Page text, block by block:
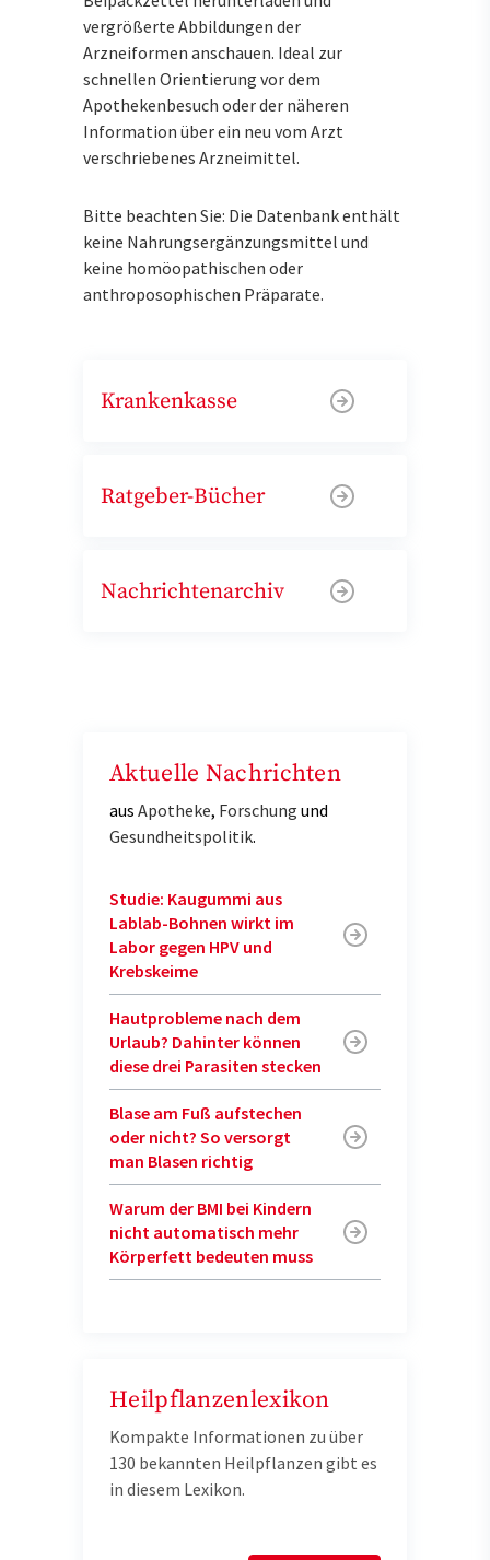
vergrößerte Abbildungen der
Arzneiformen anschauen. Ideal zur
schnellen Orientierung vor dem
Apothekenbesuch oder der näheren
Information über ein neu vom Arzt
verschriebenes Arzneimittel.
Bitte beachten Sie: Die Datenbank enthält
keine Nahrungsergänzungsmittel und
keine homöopathischen oder
anthroposophischen Präparate.
Krankenkasse
Ratgeber-Bücher
Nachrichtenarchiv
Aktuelle Nachrichten
aus Apotheke, Forschung und
Gesundheitspolitik.
Studie: Kaugummi aus
Lablab-Bohnen wirkt im
Labor gegen HPV und
Krebskeime
Hautprobleme nach dem
Urlaub? Dahinter können
diese drei Parasiten stecken
Blase am Fuß aufstechen
oder nicht? So versorgt
man Blasen richtig
Warum der BMI bei Kindern
nicht automatisch mehr
Körperfett bedeuten muss
Heilpflanzenlexikon
Kompakte Informationen zu über
130 bekannten Heilpflanzen gibt es
in diesem Lexikon.